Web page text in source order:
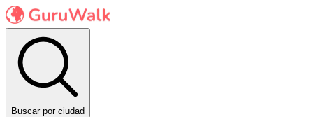
Buscar por ciudad